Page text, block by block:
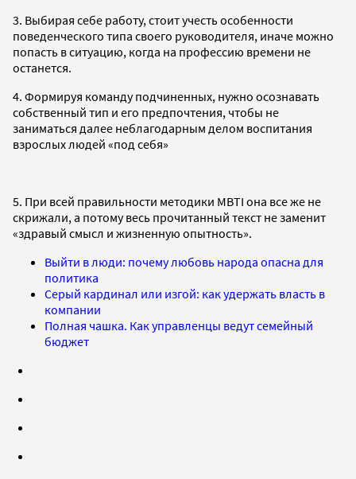
3. Выбирая себе работу, стоит учесть особенности
поведенческого типа своего руководителя, иначе можно
попасть в ситуацию, когда на профессию времени не
останется.
4. Формируя команду подчиненных, нужно осознавать
собственный тип и его предпочтения, чтобы не
заниматься далее неблагодарным делом воспитания
взрослых людей «под себя»
5. При всей правильности методики MBTI она все же не
скрижали, а потому весь прочитанный текст не заменит
«здравый смысл и жизненную опытность».
Выйти в люди: почему любовь народа опасна для
политика
Серый кардинал или изгой: как удержать власть в
компании
Полная чашка. Как управленцы ведут семейный
бюджет